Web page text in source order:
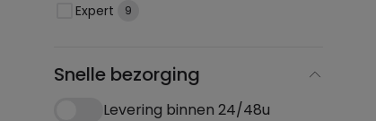
Expert 9
Snelle bezorging
Levering binnen 24/48u